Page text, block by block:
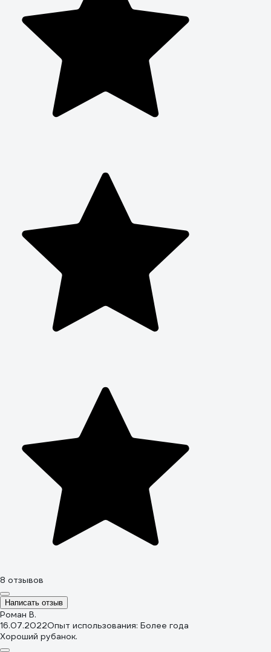
8 отзывов
Написать отзыв
Роман В.
16.07.2022Опыт использования: Более года
Хороший рубанок.